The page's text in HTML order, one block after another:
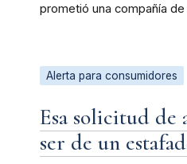
prometió una compañía
Alerta para consumidores
Esa solicitud de
ser de un